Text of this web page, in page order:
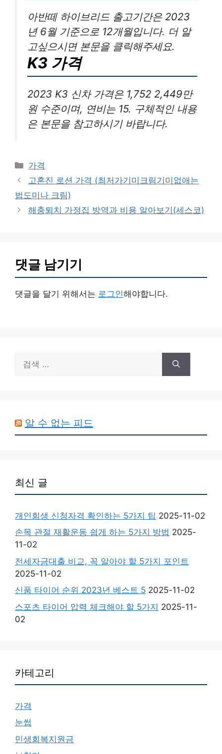
아반떼 하이브리드 출고기간은 2023
년 6월 기준으로 12개월입니다. 더 알
고싶으시면 본문을 클릭해주세요.
K3 가격
2023 K3 신차 가격은 1,752 2,449만
원 수준이며, 연비는 15. 구체적인 내용
은 본문을 참고하시기 바랍니다.
카
테
리
가격
고혼진 로션 가격 (최저가기미크림기미없애는
법도미나 크림)
해충퇴치 가정집 방역과 비용 알아보기(세스코)
댓글 남기기
댓글을 달기 위해서는 로그인해야합니다.
색:
알 수 없는 피드
최신 글
개인회생 신청자격 확인하는 5가지 팁 2025-11-02
손목 관절 재활운동 쉽게 하는 5가지 방법 2025-
11-02
전세자금대출 비교, 꼭 알아야 할 5가지 포인트
2025-11-02
신품 타이어 순위 2023년 베스트 5 2025-11-02
스포츠 타이어 압력 체크해야 할 5가지 2025-11-
02
카테고리
가격
눈썹
민생회복지원금